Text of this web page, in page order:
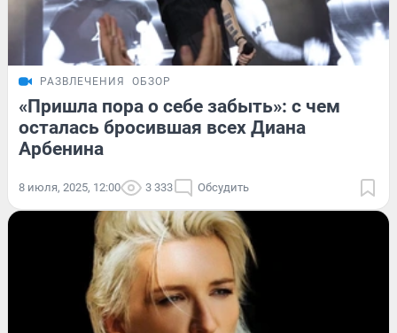
РАЗВЛЕЧЕНИЯ ОБЗОР
«Пришла пора о себе забыть»: с чем
осталась бросившая всех Диана
Арбенина
8 июля, 2025, 12:00 3 333 Обсудить